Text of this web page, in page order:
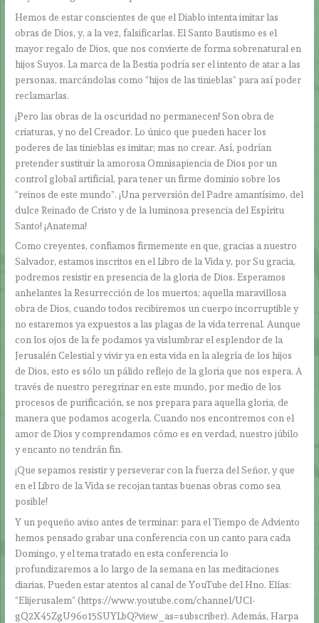
Hemos de estar conscientes de que el Diablo intenta imitar las
obras de Dios, y, a la vez, falsificarlas. El Santo Bautismo es el
mayor regalo de Dios, que nos convierte de forma sobrenatural en
hijos Suyos. La marca de la Bestia podría ser el intento de atar a las
personas, marcándolas como “hijos de las tinieblas” para así poder
reclamarlas.
¡Pero las obras de la oscuridad no permanecen! Son obra de
criaturas, y no del Creador. Lo único que pueden hacer los
poderes de las tinieblas es imitar; mas no crear. Así, podrían
pretender sustituir la amorosa Omnisapiencia de Dios por un
control global artificial, para tener un firme dominio sobre los
“reinos de este mundo”. ¡Una perversión del Padre amantísimo, del
dulce Reinado de Cristo y de la luminosa presencia del Espíritu
Santo! ¡Anatema!
Como creyentes, confiamos firmemente en que, gracias a nuestro
Salvador, estamos inscritos en el Libro de la Vida y, por Su gracia,
podremos resistir en presencia de la gloria de Dios. Esperamos
anhelantes la Resurrección de los muertos; aquella maravillosa
obra de Dios, cuando todos recibiremos un cuerpo incorruptible y
no estaremos ya expuestos a las plagas de la vida terrenal. Aunque
con los ojos de la fe podamos ya vislumbrar el esplendor de la
Jerusalén Celestial y vivir ya en esta vida en la alegría de los hijos
de Dios, esto es sólo un pálido reflejo de la gloria que nos espera. A
través de nuestro peregrinar en este mundo, por medio de los
procesos de purificación, se nos prepara para aquella gloria, de
manera que podamos acogerla. Cuando nos encontremos con el
amor de Dios y comprendamos cómo es en verdad, nuestro júbilo
y encanto no tendrán fin.
¡Que sepamos resistir y perseverar con la fuerza del Señor, y que
en el Libro de la Vida se recojan tantas buenas obras como sea
posible!
Y un pequeño aviso antes de terminar: para el Tiempo de Adviento
hemos pensado grabar una conferencia con un canto para cada
Domingo, y el tema tratado en esta conferencia lo
profundizaremos a lo largo de la semana en las meditaciones
diarias. Pueden estar atentos al canal de YouTube del Hno. Elías:
“Elijerusalem” (https://www.youtube.com/channel/UCl-
gQ2X45ZgU96o15SUYLbQ?view_as=subscriber). Además, Harpa